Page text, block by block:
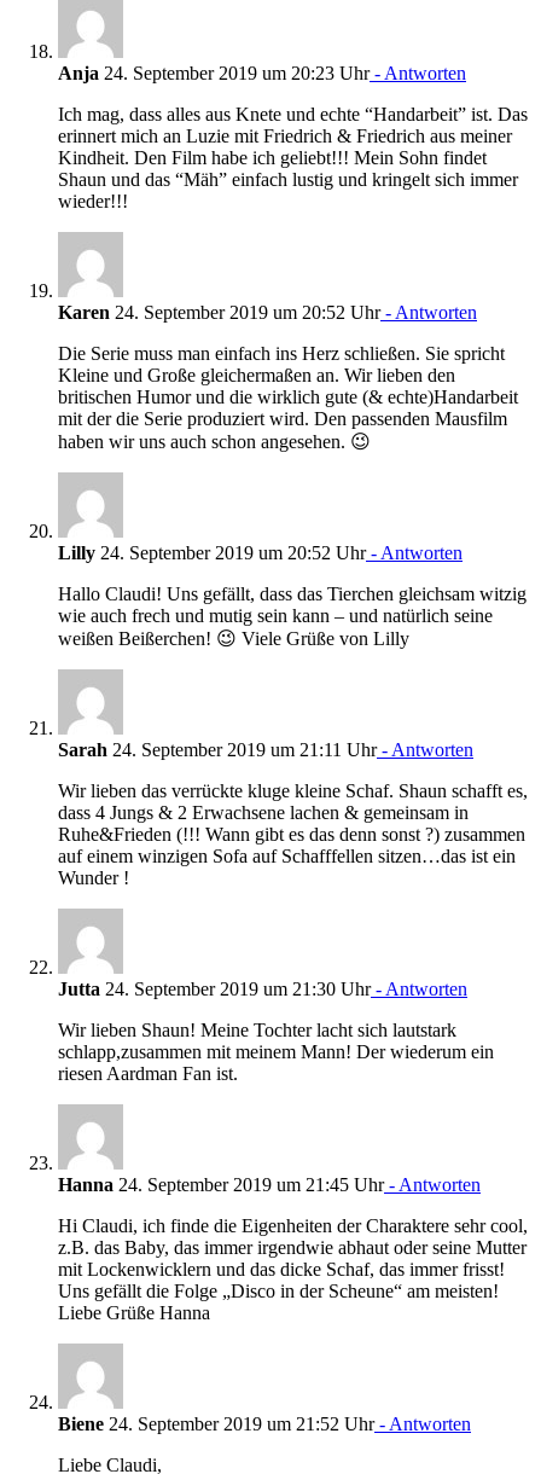
Anja 24. September 2019 um 20:23 Uhr- Antworten
Ich mag, dass alles aus Knete und echte “Handarbeit” ist. Das
erinnert mich an Luzie mit Friedrich & Friedrich aus meiner
Kindheit. Den Film habe ich geliebt!!! Mein Sohn findet
Shaun und das “Mäh” einfach lustig und kringelt sich immer
wieder!!!
Karen 24. September 2019 um 20:52 Uhr- Antworten
Die Serie muss man einfach ins Herz schließen. Sie spricht
Kleine und Große gleichermaßen an. Wir lieben den
britischen Humor und die wirklich gute (& echte)Handarbeit
mit der die Serie produziert wird. Den passenden Mausfilm
haben wir uns auch schon angesehen. 😉
Lilly 24. September 2019 um 20:52 Uhr- Antworten
Hallo Claudi! Uns gefällt, dass das Tierchen gleichsam witzig
wie auch frech und mutig sein kann – und natürlich seine
weißen Beißerchen! 😉 Viele Grüße von Lilly
Sarah 24. September 2019 um 21:11 Uhr- Antworten
Wir lieben das verrückte kluge kleine Schaf. Shaun schafft es,
dass 4 Jungs & 2 Erwachsene lachen & gemeinsam in
Ruhe&Frieden (!!! Wann gibt es das denn sonst ?) zusammen
auf einem winzigen Sofa auf Schafffellen sitzen…das ist ein
Wunder !
Jutta 24. September 2019 um 21:30 Uhr- Antworten
Wir lieben Shaun! Meine Tochter lacht sich lautstark
schlapp,zusammen mit meinem Mann! Der wiederum ein
riesen Aardman Fan ist.
Hanna 24. September 2019 um 21:45 Uhr- Antworten
Hi Claudi, ich finde die Eigenheiten der Charaktere sehr cool,
z.B. das Baby, das immer irgendwie abhaut oder seine Mutter
mit Lockenwicklern und das dicke Schaf, das immer frisst!
Uns gefällt die Folge „Disco in der Scheune“ am meisten!
Liebe Grüße Hanna
Biene 24. September 2019 um 21:52 Uhr- Antworten
Liebe Claudi,